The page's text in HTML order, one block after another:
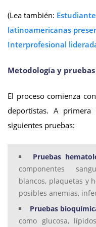
(Lea también:
latinoamericanas
Interprofesional
Metodología y
El proceso comienza
deportistas. A
siguientes pruebas:
Pruebas
componentes
blancos, plaquetas y
posibles anemias,
Pruebas
como glucosa,